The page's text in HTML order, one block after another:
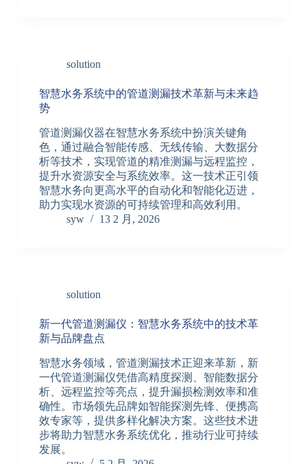
solution
智慧水务系统中的管道测漏技术革新与未来趋
势
管道测漏仪器在智慧水务系统中扮演关键角
色，通过融合智能传感、无线传输、大数据分
析等技术，实现管道的精准测漏与远程监控，
提升水资源安全与系统效率。这一技术正引领
智慧水务向更高水平的自动化和智能化迈进，
助力实现水资源的可持续管理和高效利用。
syw
13 2 月, 2026
solution
新一代管道测漏仪：智慧水务系统中的技术革
新与品牌盘点
智慧水务领域，管道测漏技术正迎来革新，新
一代管道测漏仪凭借高精度探测、智能数据分
析、远程监控等亮点，提升漏损检测效率和准
确性。市场领先品牌如智能探测先锋、便携高
效专家等，提供多样化解决方案。这些技术进
步将助力智慧水务系统优化，推动行业可持续
发展。